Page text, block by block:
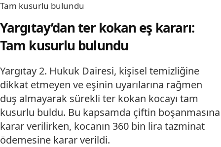
Tam kusurlu bulundu
Yargıtay’dan ter kokan eş kararı:
Tam kusurlu bulundu
Yargıtay 2. Hukuk Dairesi, kişisel temizliğine
dikkat etmeyen ve eşinin uyarılarına rağmen
duş almayarak sürekli ter kokan kocayı tam
kusurlu buldu. Bu kapsamda çiftin boşanmasına
karar verilirken, kocanın 360 bin lira tazminat
ödemesine karar verildi.